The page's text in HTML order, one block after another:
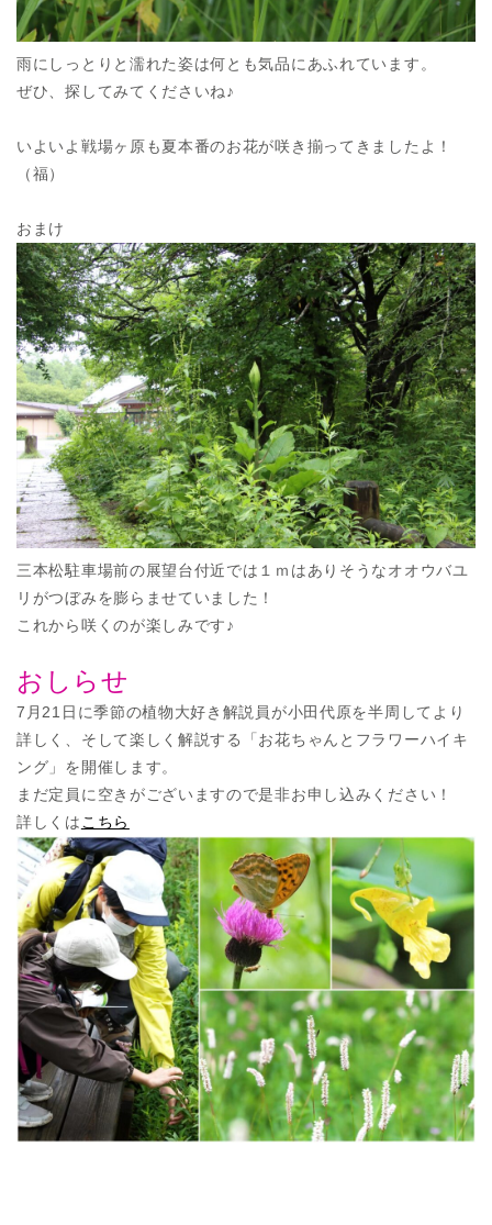
雨にしっとりと濡れた姿は何とも気品にあふれています。
ぜひ、探してみてくださいね♪
いよいよ戦場ヶ原も夏本番のお花が咲き揃ってきましたよ！
（福）
おまけ
三本松駐車場前の展望台付近では１ｍはありそうなオオウバユ
リがつぼみを膨らませていました！
これから咲くのが楽しみです♪
おしらせ
7月21日に季節の植物大好き解説員が小田代原を半周してより
詳しく、そして楽しく解説する「お花ちゃんとフラワーハイキ
ング」を開催します。
まだ定員に空きがございますので是非お申し込みください！
詳しくは こちら